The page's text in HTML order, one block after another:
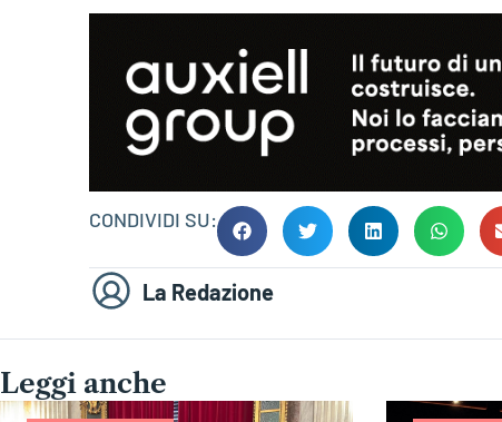
CONDIVIDI SU:
La Redazione
Leggi anche